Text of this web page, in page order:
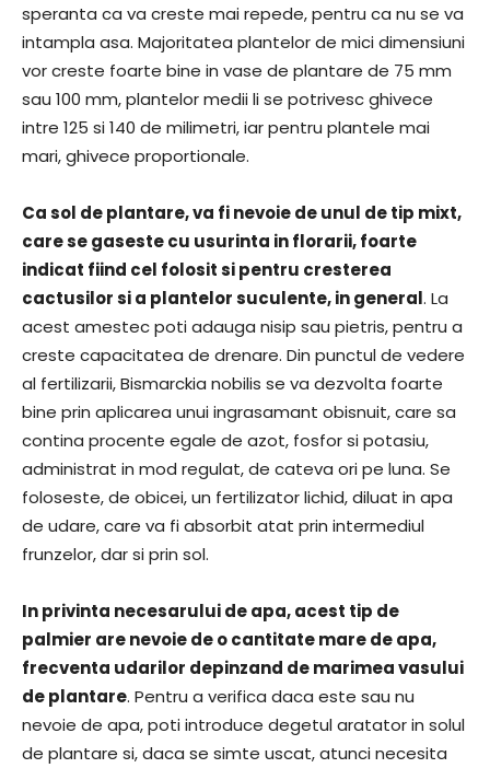
speranta ca va creste mai repede, pentru ca nu se va
intampla asa. Majoritatea plantelor de mici dimensiuni
vor creste foarte bine in vase de plantare de 75 mm
sau 100 mm, plantelor medii li se potrivesc ghivece
intre 125 si 140 de milimetri, iar pentru plantele mai
mari, ghivece proportionale.
Ca sol de plantare, va fi nevoie de unul de tip mixt,
care se gaseste cu usurinta in florarii, foarte
indicat fiind cel folosit si pentru cresterea
cactusilor si a plantelor suculente, in general. La
acest amestec poti adauga nisip sau pietris, pentru a
creste capacitatea de drenare. Din punctul de vedere
al fertilizarii, Bismarckia nobilis se va dezvolta foarte
bine prin aplicarea unui ingrasamant obisnuit, care sa
contina procente egale de azot, fosfor si potasiu,
administrat in mod regulat, de cateva ori pe luna. Se
foloseste, de obicei, un fertilizator lichid, diluat in apa
de udare, care va fi absorbit atat prin intermediul
frunzelor, dar si prin sol.
In privinta necesarului de apa, acest tip de
palmier are nevoie de o cantitate mare de apa,
frecventa udarilor depinzand de marimea vasului
de plantare. Pentru a verifica daca este sau nu
nevoie de apa, poti introduce degetul aratator in solul
de plantare si, daca se simte uscat, atunci necesita